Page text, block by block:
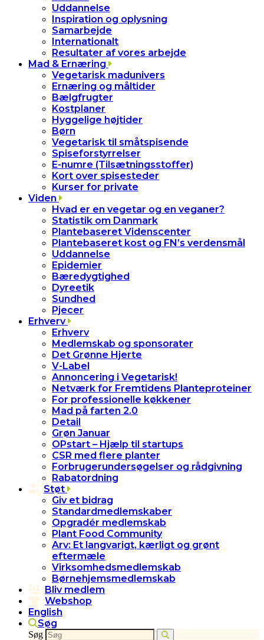
Uddannelse
Inspiration og oplysning
Samarbejde
Internationalt
Resultater af vores arbejde
Mad & Ernæring
Vegetarisk madunivers
Ernæring og måltider
Bælgfrugter
Kostplaner
Hyggelige højtider
Børn
Vegetarisk til småtspisende
Spiseforstyrrelser
E-numre (Tilsætningsstoffer)
Kort over spisesteder
Kurser for private
Viden
Hvad er en vegetar og en veganer?
Statistik om Danmark
Plantebaseret Videnscenter
Plantebaseret kost og FN’s verdensmål
Uddannelse
Epidemier
Bæredygtighed
Dyreetik
Sundhed
Pjecer
Erhverv
Erhverv
Medlemskab og sponsorater
Det Grønne Hjerte
V-Label
Annoncering i Vegetarisk!
Netværk for Fremtidens Planteproteiner
For professionelle køkkener
Mad på farten 2.0
Detail
Grøn Januar
OPstart – Hjælp til startups
CSR med flere planter
Forbrugerundersøgelser og rådgivning
Rabatordning
Støt
Giv et bidrag
Standardmedlemskaber
Opgradér medlemskab
Plant Food Community
Arv: Et langvarigt, kærligt og grønt
eftermæle
Virksomhedsmedlemskab
Børnehjemsmedlemskab
Bliv medlem
Webshop
English
Søg
Søg